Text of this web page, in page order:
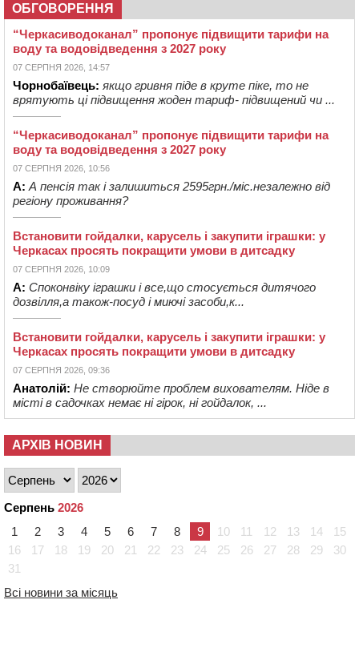
ОБГОВОРЕННЯ
“Черкасиводоканал” пропонує підвищити тарифи на
воду та водовідведення з 2027 року
07 СЕРПНЯ 2026, 14:57
Чорнобаївець: якщо гривня піде в круте піке, то не
врятують ці підвищення жоден тариф- підвищений чи ...
“Черкасиводоканал” пропонує підвищити тарифи на
воду та водовідведення з 2027 року
07 СЕРПНЯ 2026, 10:56
А: А пенсія так і залишиться 2595грн./міс.незалежно від
регіону проживання?
Встановити гойдалки, карусель і закупити іграшки: у
Черкасах просять покращити умови в дитсадку
07 СЕРПНЯ 2026, 10:09
А: Споконвіку іграшки і все,що стосується дитячого
дозвілля,а також-посуд і миючі засоби,к...
Встановити гойдалки, карусель і закупити іграшки: у
Черкасах просять покращити умови в дитсадку
07 СЕРПНЯ 2026, 09:36
Анатолій: Не створюйте проблем вихователям. Ніде в
місті в садочках немає ні гірок, ні гойдалок, ...
АРХІВ НОВИН
Серпень 2026
1
2 3 4 5 6 7 8 9 10 11 12 13 14
15
16
17 18 19 20 21 22 23 24 25 26 27 28 29
30
31
Всі новини за місяць